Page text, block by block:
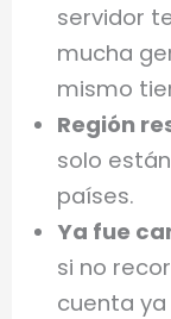
servidor
mucha
mismo
Región
solo
países.
Ya fue
si no
cuenta